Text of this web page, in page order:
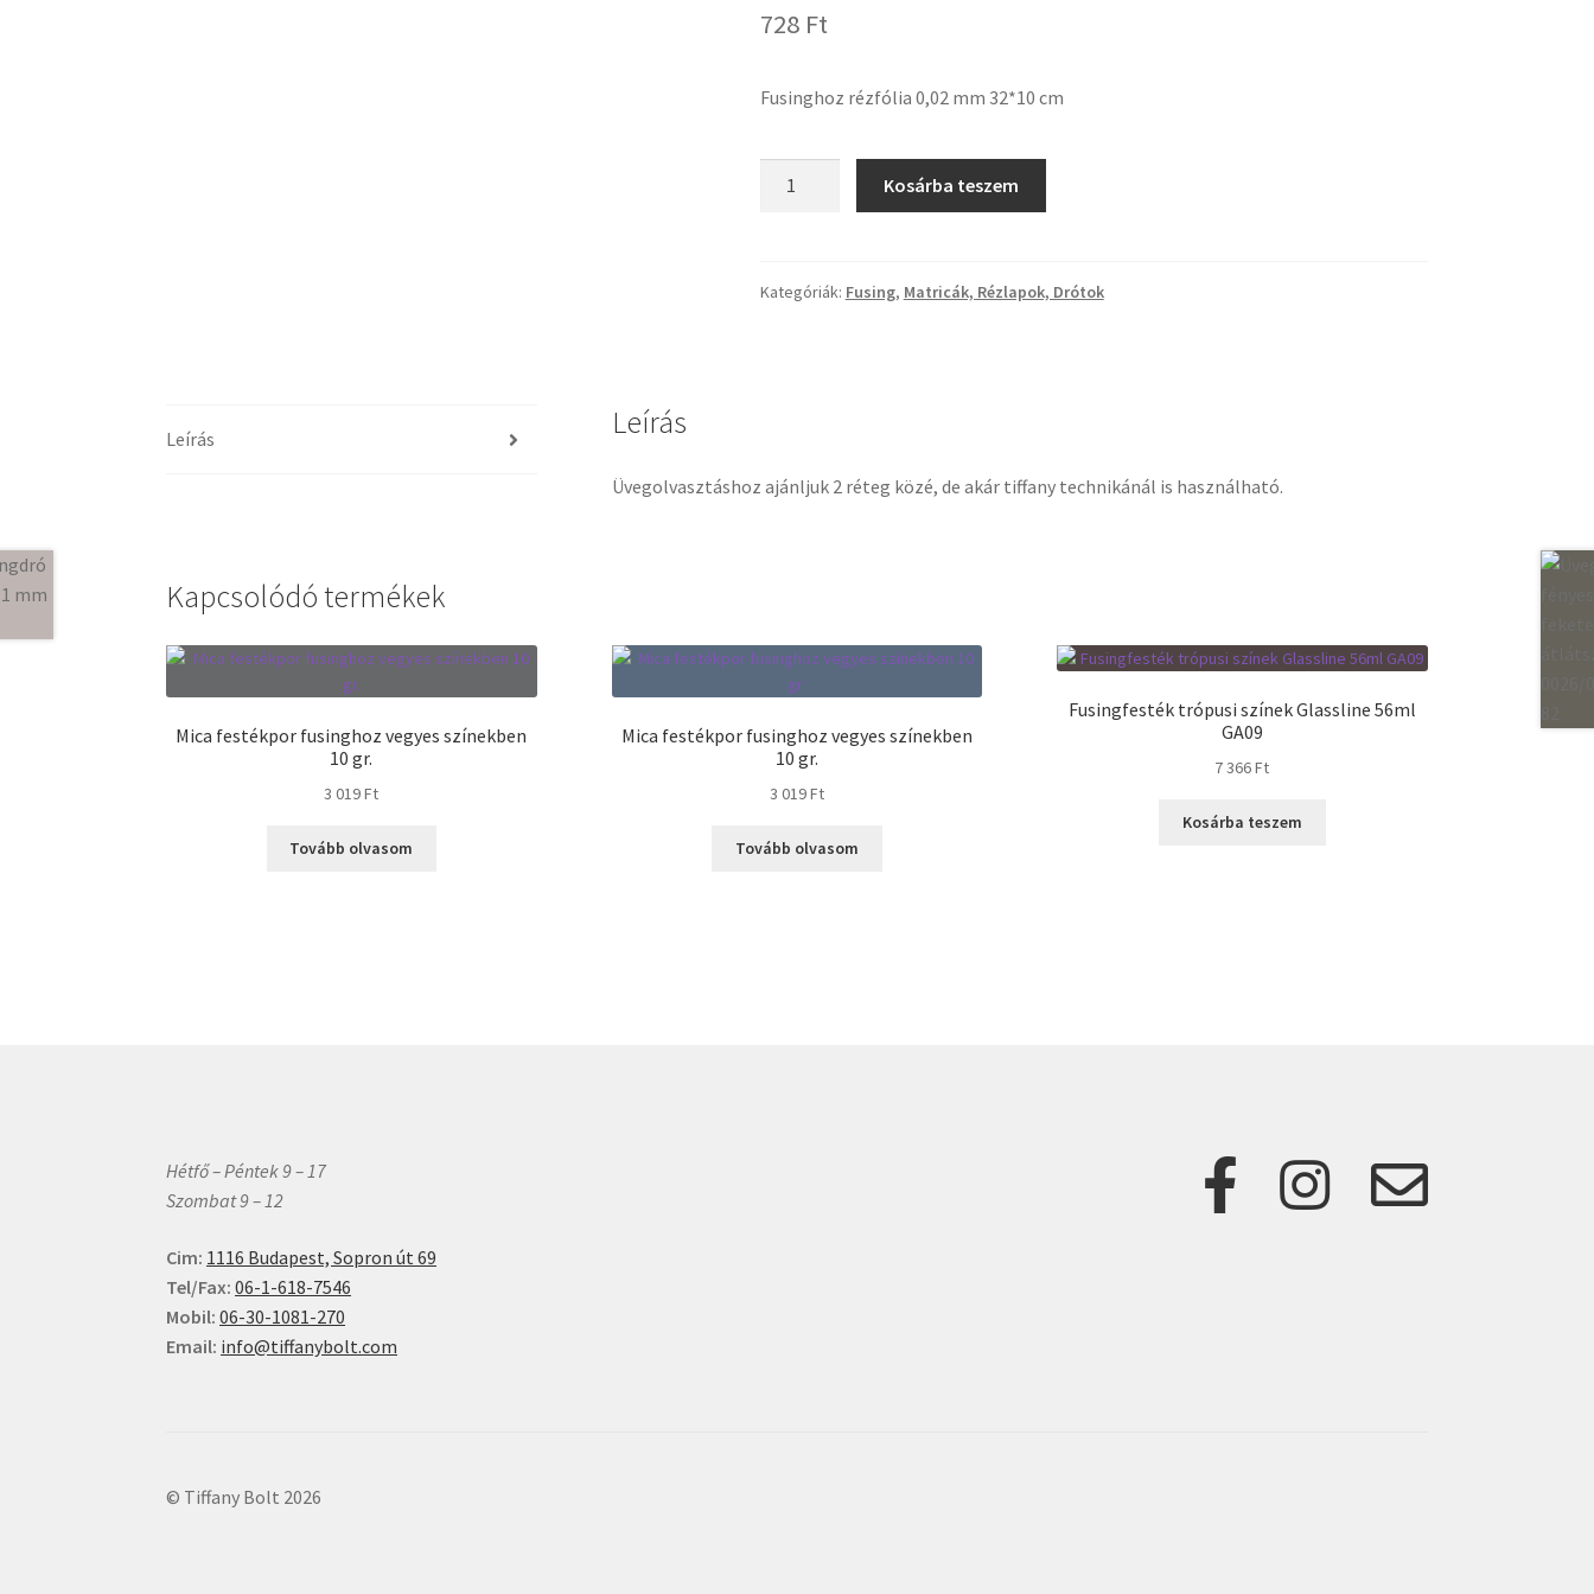
728 Ft
Fusinghoz rézfólia 0,02 mm 32*10 cm
32*10
Kosárba teszem
Kategóriák: Fusing, Matricák, Rézlapok, Drótok
Leírás Leírás
Üvegolvasztáshoz ajánljuk 2 réteg közé, de akár tiffany technikánál is használható.
Kapcsolódó termékek
Mica festékpor fusinghoz vegyes színekben
10 gr.
3 019Ft
Tovább olvasom
Mica festékpor fusinghoz vegyes színekben
10 gr.
3 019Ft
Tovább olvasom
Fusingfesték trópusi színek Glassline 56ml
GA09
7 366Ft
Kosárba teszem
Hétfő – Péntek 9 – 17
Szombat 9 – 12
Cim: 1116 Budapest, Sopron út 69
Tel/Fax: 06-1-618-7546
Mobil: 06-30-1081-270
Email: info@tiffanybolt.com
© Tiffany Bolt 2026